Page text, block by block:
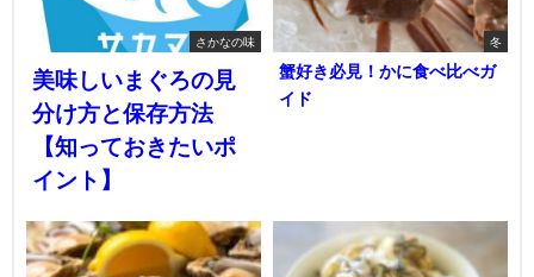
さかなの味
美味しいまぐろの見
分け方と保存方法
【知っておきたいポ
イント】
冬
蟹好き必見！かに食べ比べガ
イド